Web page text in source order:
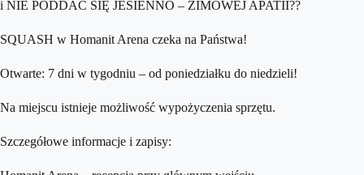
i NIE PODDAĆ SIĘ JESIENNO – ZIMOWEJ APATII??
SQUASH w Homanit Arena czeka na Państwa!
Otwarte: 7 dni w tygodniu – od poniedziałku do niedzieli!
Na miejscu istnieje możliwość wypożyczenia sprzętu.
Szczegółowe informacje i zapisy: